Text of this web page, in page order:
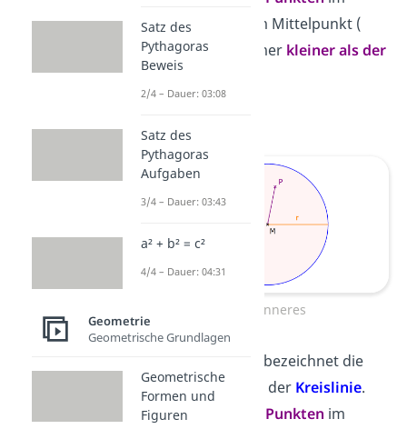
Kreisinneren zum Mittelpunkt (
) ist also immerkleiner als der
Radius r
Kreisinneres
bezeichnet die
Flächeaußerhalb der Kreislinie.
Der Abstand von Punkten im
Satz des
Pythagoras
Beweis
2/4 – Dauer: 03:08
Satz des
Pythagoras
Aufgaben
3/4 – Dauer: 03:43
a² + b² = c²
4/4 – Dauer: 04:31
Geometrie
Geometrische Grundlagen
Geometrische
Formen und
Figuren